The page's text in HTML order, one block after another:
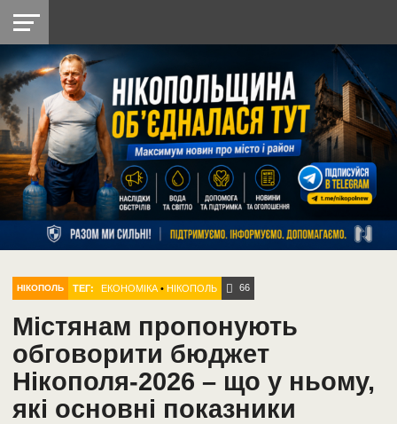
НІКОПОЛЬ
РАЙОН
СІЧЕСЛАВСЬКА
УКРАЇНА
РЕТРО
НІКОПОЛЬ
ЛАЙТ
УКРАЇНА
ДОПОМОГА
РАДІО
НІКОПОЛЬ ТЕГ: ЕКОНОМІКА •НІКОПОЛЬ 66
Містянам пропонують
обговорити бюджет
Нікополя-2026 – що у ньому,
які основні показники